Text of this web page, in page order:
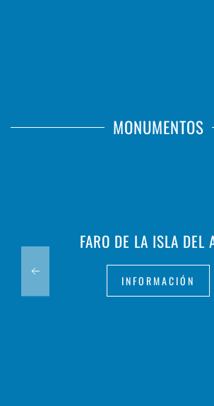
MONUMENTOS
FARO DE LA ISLA DEL
INFORMACIÓN